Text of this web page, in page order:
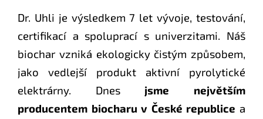
Dr. Uhli je výsledkem 7 let vývoje, testování,
certifikací a spoluprací s univerzitami. Náš
biochar vzniká ekologicky čistým způsobem,
jako vedlejší produkt aktivní pyrolytické
elektrárny. Dnes jsme největším
producentem biocharu v České republice a